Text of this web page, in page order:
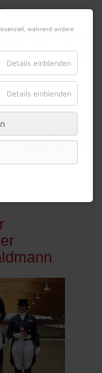
Datenschutz
während andere
Details einblenden
Details einblenden